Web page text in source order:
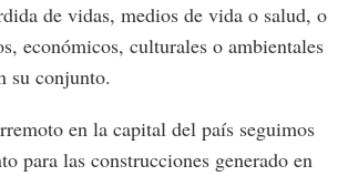
de vidas, medios de vida o salud, o
económicos, culturales o ambientales
su conjunto.
en la capital del país seguimos
para las construcciones generado en